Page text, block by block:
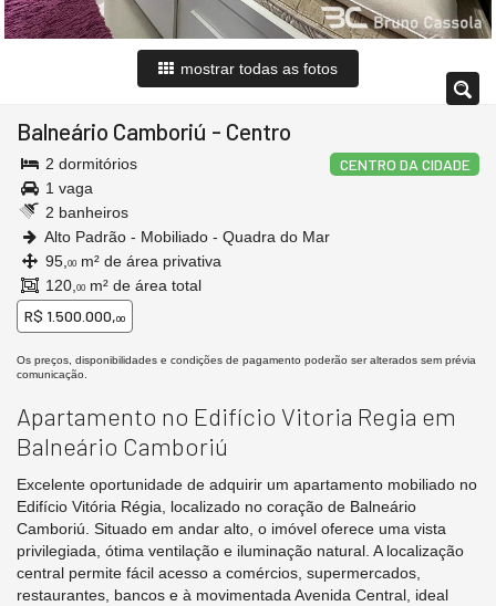
mostrar todas as fotos
Balneário Camboriú - Centro
CENTRO DA CIDADE
2 dormitórios
1 vaga
2 banheiros
Alto Padrão - Mobiliado - Quadra do Mar
95, 00 m² de área privativa
120, 00 m² de área total
R$ 1.500.000,00
Os preços, disponibilidades e condições de pagamento poderão ser alterados sem prévia
comunicação.
Apartamento no Edifício Vitoria Regia em
Balneário Camboriú
Excelente oportunidade de adquirir um apartamento mobiliado no
Edifício Vitória Régia, localizado no coração de Balneário
Camboriú. Situado em andar alto, o imóvel oferece uma vista
privilegiada, ótima ventilação e iluminação natural. A localização
central permite fácil acesso a comércios, supermercados,
restaurantes, bancos e à movimentada Avenida Central, ideal